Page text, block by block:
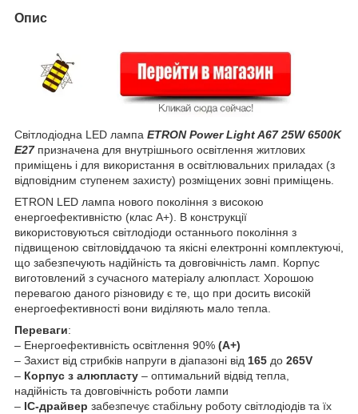
Опис
Світлодіодна LED лампа ETRON Power Light A67 25W 6500K
E27 призначена для внутрішнього освітлення житлових
приміщень і для використання в освітлювальних приладах (з
відповідним ступенем захисту) розміщених зовні приміщень.
ETRON LED лампа нового покоління з високою
енергоефективністю (клас А+). В конструкції
використовуються світлодіоди останнього покоління з
підвищеною світловіддачою та якісні електронні комплектуючі,
що забезпечують надійність та довговічність ламп. Корпус
виготовлений з сучасного матеріалу алюпласт. Хорошою
перевагою даного різновиду є те, що при досить високій
енергоефективності вони виділяють мало тепла.
Переваги:
– Енергоефективність освітлення 90% (A+)
– Захист від стрибків напруги в діапазоні від 165 до 265V
– Корпус з алюпласту – оптимальний відвід тепла,
надійність та довговічність роботи лампи
– ІС-драйвер забезпечує стабільну роботу світлодіодів та їх